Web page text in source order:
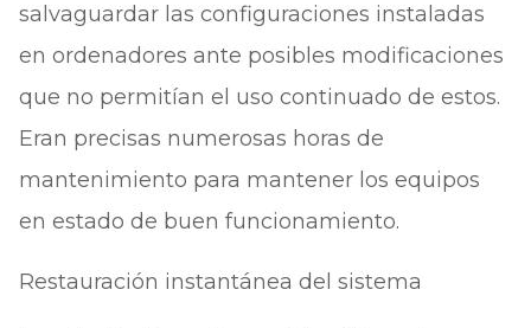
salvaguardar las configuraciones instaladas
en ordenadores ante posibles modificaciones
que no permitían el uso continuado de estos.
Eran precisas numerosas horas de
mantenimiento para mantener los equipos
en estado de buen funcionamiento.
Restauración instantánea del sistema